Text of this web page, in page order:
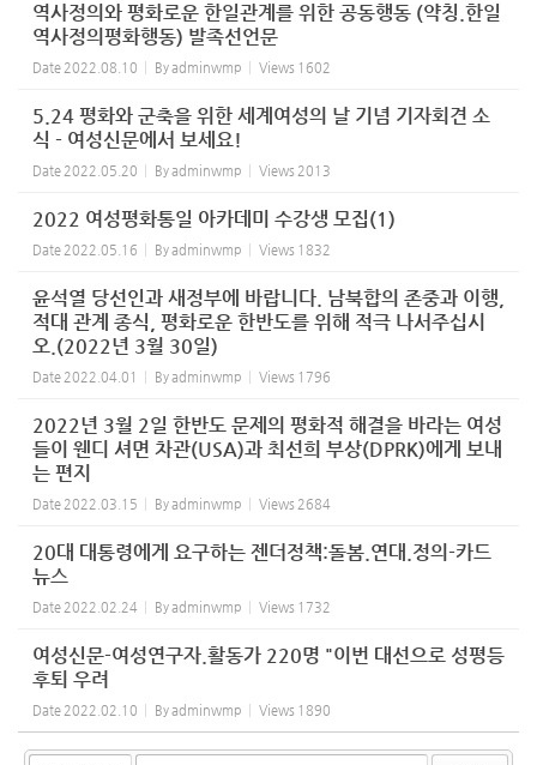
역사정의와 평화로운 한일관계를 위한 공동행동 (약칭.한일
역사정의평화행동) 발족선언문
Date 2022.08.10 Byadminwmp Views 1602
5.24 평화와 군축을 위한 세계여성의 날 기념 기자회견 소
식 - 여성신문에서 보세요!
Date 2022.05.20 Byadminwmp Views 2013
2022 여성평화통일 아카데미 수강생 모집(1)
Date 2022.05.16 Byadminwmp Views 1832
윤석열 당선인과 새정부에 바랍니다. 남북합의 존중과 이행,
적대 관계 종식, 평화로운 한반도를 위해 적극 나서주십시
오.(2022년 3월 30일)
Date 2022.04.01 Byadminwmp Views 1796
2022년 3월 2일 한반도 문제의 평화적 해결을 바라는 여성
들이 웬디 셔면 차관(USA)과 최선희 부상(DPRK)에게 보내
는 편지
Date 2022.03.15 Byadminwmp Views 2684
20대 대통령에게 요구하는 젠더정책:돌봄.연대.정의-카드
뉴스
Date 2022.02.24 Byadminwmp Views 1732
여성신문-여성연구자.활동가 220명 "이번 대선으로 성평등
후퇴 우려
Date 2022.02.10 Byadminwmp Views 1890